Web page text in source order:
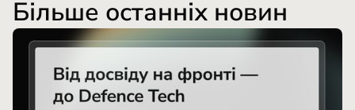
Більше останніх новин